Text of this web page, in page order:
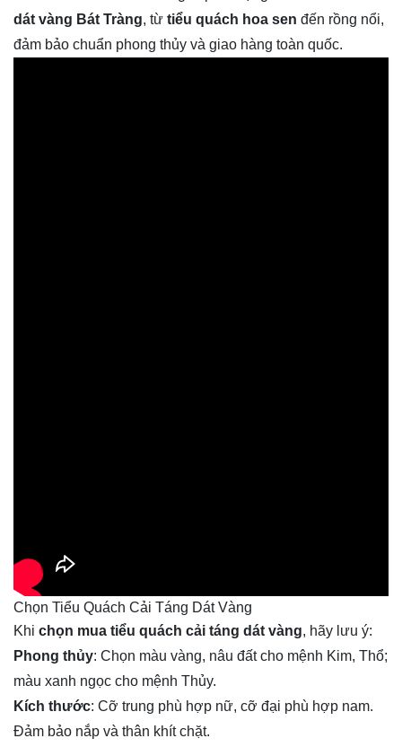
dát vàng Bát Tràng, từ tiểu quách hoa sen đến rồng nổi,
đảm bảo chuẩn phong thủy và giao hàng toàn quốc.
Chọn Tiểu Quách Cải Táng Dát Vàng
Khi chọn mua tiểu quách cải táng dát vàng, hãy lưu ý:
Phong thủy: Chọn màu vàng, nâu đất cho mệnh Kim, Thổ;
màu xanh ngọc cho mệnh Thủy.
Kích thước: Cỡ trung phù hợp nữ, cỡ đại phù hợp nam.
Đảm bảo nắp và thân khít chặt.